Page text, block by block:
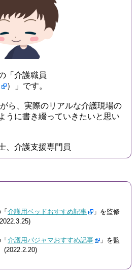
「介護職員
）」です。
ら、実際のリアルな介護現場の
うに書き綴っていきたいと思い
、介護支援専門員
介護用ベッドおすすめ記事
」を監修
介護用パジャマおすすめ記事
」を監
(2022.2.20)